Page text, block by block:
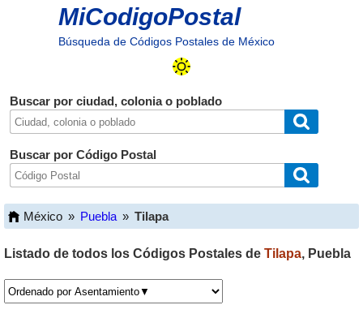
MiCodigoPostal
Búsqueda de Códigos Postales de México
Buscar por ciudad, colonia o poblado
Buscar por Código Postal
México » Puebla » Tilapa
Listado de todos los Códigos Postales de Tilapa, Puebla